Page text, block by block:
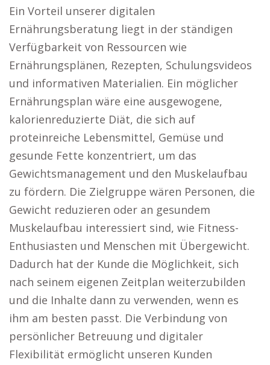
Ein Vorteil unserer digitalen
Ernährungsberatung liegt in der ständigen
Verfügbarkeit von Ressourcen wie
Ernährungsplänen, Rezepten, Schulungsvideos
und informativen Materialien. Ein möglicher
Ernährungsplan wäre eine ausgewogene,
kalorienreduzierte Diät, die sich auf
proteinreiche Lebensmittel, Gemüse und
gesunde Fette konzentriert, um das
Gewichtsmanagement und den Muskelaufbau
zu fördern. Die Zielgruppe wären Personen, die
Gewicht reduzieren oder an gesundem
Muskelaufbau interessiert sind, wie Fitness-
Enthusiasten und Menschen mit Übergewicht.
Dadurch hat der Kunde die Möglichkeit, sich
nach seinem eigenen Zeitplan weiterzubilden
und die Inhalte dann zu verwenden, wenn es
ihm am besten passt. Die Verbindung von
persönlicher Betreuung und digitaler
Flexibilität ermöglicht unseren Kunden